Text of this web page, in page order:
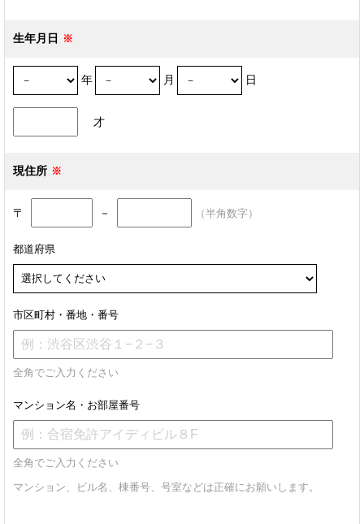
生年月日
年 月 日
才
現住所
〒 － （半角数字）
都道府県
市区町村・番地・番号
全角でご入力ください
マンション名・お部屋番号
全角でご入力ください
マンション、ビル名、棟番号、号室などは正確にお願いします。